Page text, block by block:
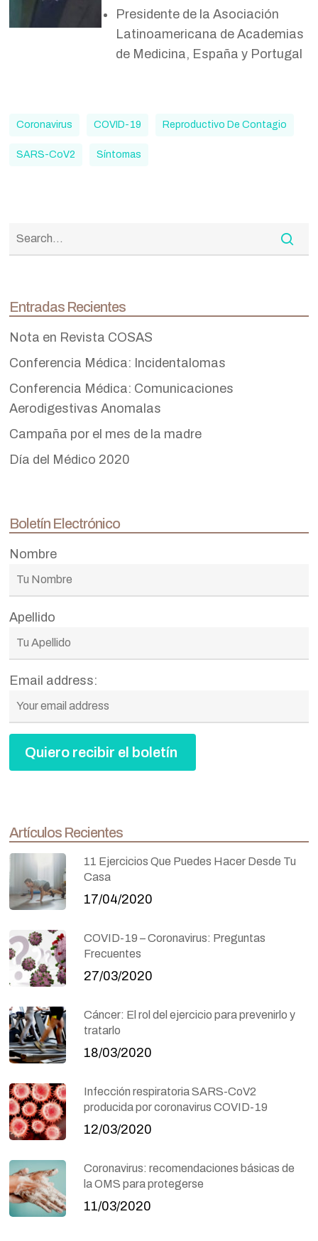
Presidente de la Asociación
Latinoamericana de Academias
de Medicina, España y Portugal
Coronavirus COVID-19 Reproductivo De Contagio
SARS-CoV2 Síntomas
Entradas Recientes
Nota en Revista COSAS
Conferencia Médica: Incidentalomas
Conferencia Médica: Comunicaciones
Aerodigestivas Anomalas
Campaña por el mes de la madre
Día del Médico 2020
Boletín Electrónico
Nombre
Apellido
Email address:
Artículos Recientes
11 Ejercicios Que Puedes Hacer Desde Tu
Casa
17/04/2020
COVID-19 – Coronavirus: Preguntas
Frecuentes
27/03/2020
Cáncer: El rol del ejercicio para prevenirlo y
tratarlo
18/03/2020
Infección respiratoria SARS-CoV2
producida por coronavirus COVID-19
12/03/2020
Coronavirus: recomendaciones básicas de
la OMS para protegerse
11/03/2020